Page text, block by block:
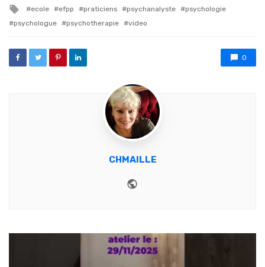
Tagged with
ecole efpp praticiens psychanalyste
psychologie
psychologue
psychotherapie video
0
CHMAILLE